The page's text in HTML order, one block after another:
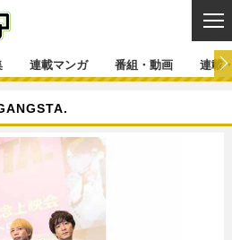
連載マンガ 番組・動画 連載